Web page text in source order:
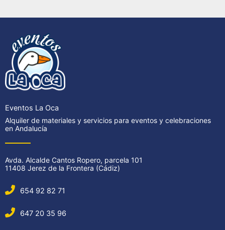
Eventos La Oca
Alquiler de materiales y servicios para eventos y celebraciones
en Andalucía
Avda. Alcalde Cantos Ropero, parcela 101
11408 Jerez de la Frontera (Cádiz)
654 92 82 71
647 20 35 96